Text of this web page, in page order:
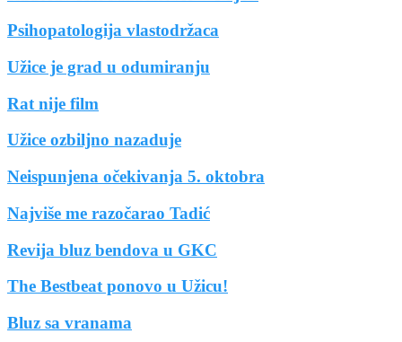
Psihopatologija vlastodržaca
Užice je grad u odumiranju
Rat nije film
Užice ozbiljno nazaduje
Neispunjena očekivanja 5. oktobra
Najviše me razočarao Tadić
Revija bluz bendova u GKC
The Bestbeat ponovo u Užicu!
Bluz sa vranama